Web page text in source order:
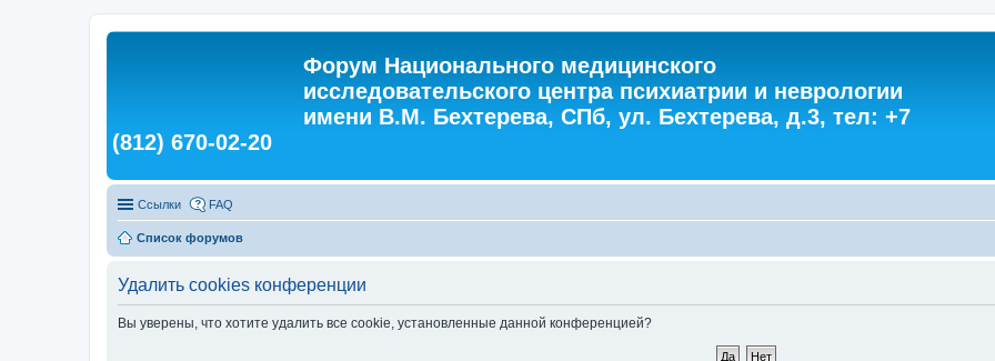
Форум Национального медицинского
исследовательского центра психиатрии и неврологии
имени В.М. Бехтерева, СПб, ул. Бехтерева, д.3, тел: +7
(812) 670-02-20
Ссылки FAQ
Список форумов
Удалить cookies конференции
Вы уверены, что хотите удалить все cookie, установленные данной конференцией?